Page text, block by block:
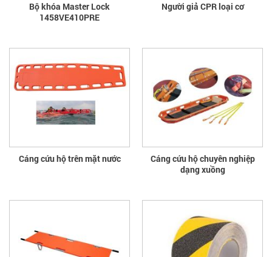
Bộ khóa Master Lock
1458VE410PRE
Người giả CPR loại cơ
Cáng cứu hộ trên mặt nước
Cáng cứu hộ chuyên nghiệp
dạng xuồng